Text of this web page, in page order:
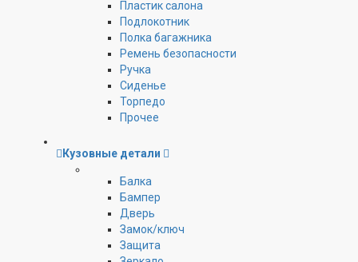
Пластик салона
Подлокотник
Полка багажника
Ремень безопасности
Ручка
Сиденье
Торпедо
Прочее
Кузовные детали
Балка
Бампер
Дверь
Замок/ключ
Защита